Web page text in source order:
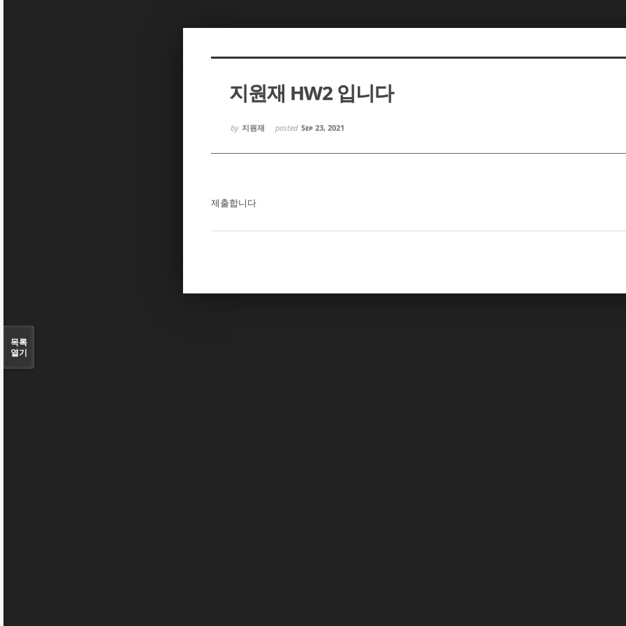
지원재 HW2 입니다
by 지원재 posted Sep 23, 2021
제출합니다
목록
열기
Sketchbook5, 스케치북5
Sketchbook5, 스케치북5
Sketchbook5, 스케치북5
Sketchbook5, 스케치북5